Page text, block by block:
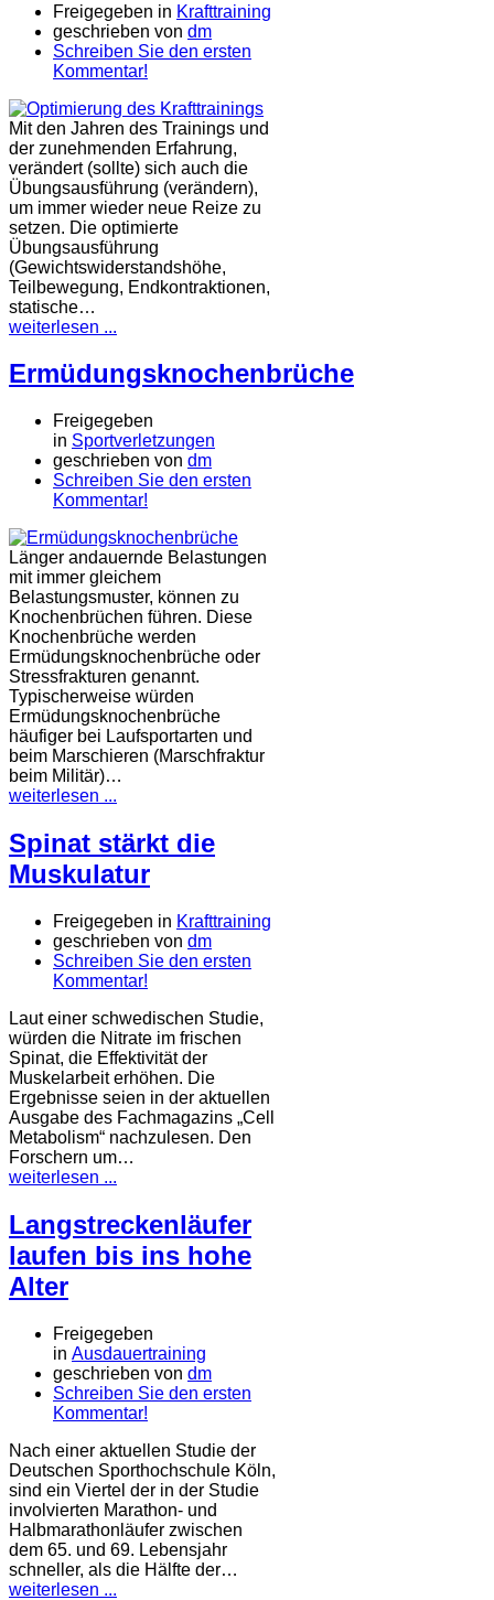
Freigegeben in Krafttraining
geschrieben von dm
Schreiben Sie den ersten
Kommentar!
Mit den Jahren des Trainings und
der zunehmenden Erfahrung,
verändert (sollte) sich auch die
Übungsausführung (verändern),
um immer wieder neue Reize zu
setzen. Die optimierte
Übungsausführung
(Gewichtswiderstandshöhe,
Teilbewegung, Endkontraktionen,
statische…
weiterlesen ...
Ermüdungsknochenbrüche
Freigegeben
in Sportverletzungen
geschrieben von dm
Schreiben Sie den ersten
Kommentar!
Länger andauernde Belastungen
mit immer gleichem
Belastungsmuster, können zu
Knochenbrüchen führen. Diese
Knochenbrüche werden
Ermüdungsknochenbrüche oder
Stressfrakturen genannt.
Typischerweise würden
Ermüdungsknochenbrüche
häufiger bei Laufsportarten und
beim Marschieren (Marschfraktur
beim Militär)…
weiterlesen ...
Spinat stärkt die
Muskulatur
Freigegeben in Krafttraining
geschrieben von dm
Schreiben Sie den ersten
Kommentar!
Laut einer schwedischen Studie,
würden die Nitrate im frischen
Spinat, die Effektivität der
Muskelarbeit erhöhen. Die
Ergebnisse seien in der aktuellen
Ausgabe des Fachmagazins „Cell
Metabolism“ nachzulesen. Den
Forschern um…
weiterlesen ...
Langstreckenläufer
laufen bis ins hohe
Alter
Freigegeben
in Ausdauertraining
geschrieben von dm
Schreiben Sie den ersten
Kommentar!
Nach einer aktuellen Studie der
Deutschen Sporthochschule Köln,
sind ein Viertel der in der Studie
involvierten Marathon- und
Halbmarathonläufer zwischen
dem 65. und 69. Lebensjahr
schneller, als die Hälfte der…
weiterlesen ...